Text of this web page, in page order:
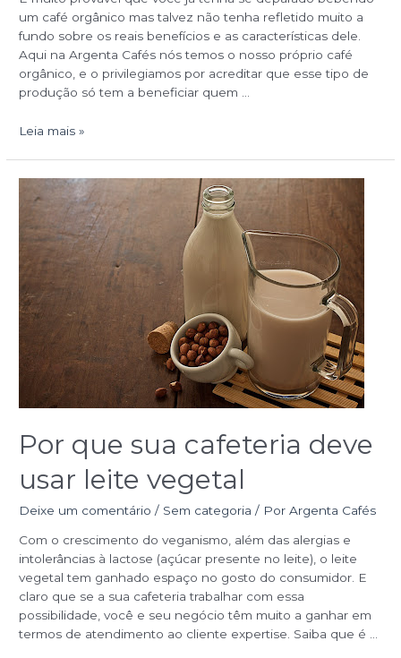
um café orgânico mas talvez não tenha refletido muito a
fundo sobre os reais benefícios e as características dele.
Aqui na Argenta Cafés nós temos o nosso próprio café
orgânico, e o privilegiamos por acreditar que esse tipo de
produção só tem a beneficiar quem …
Leia mais »
Por que sua cafeteria deve
usar leite vegetal
Deixe um comentário / Sem categoria / PorArgenta Cafés
Com o crescimento do veganismo, além das alergias e
intolerâncias à lactose (açúcar presente no leite), o leite
vegetal tem ganhado espaço no gosto do consumidor. E
claro que se a sua cafeteria trabalhar com essa
possibilidade, você e seu negócio têm muito a ganhar em
termos de atendimento ao cliente expertise. Saiba que é …
que
sua
cafeteria
deve
usar
leite
vegetal